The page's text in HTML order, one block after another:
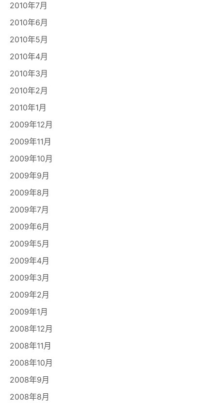
2010年7月
2010年6月
2010年5月
2010年4月
2010年3月
2010年2月
2010年1月
2009年12月
2009年11月
2009年10月
2009年9月
2009年8月
2009年7月
2009年6月
2009年5月
2009年4月
2009年3月
2009年2月
2009年1月
2008年12月
2008年11月
2008年10月
2008年9月
2008年8月